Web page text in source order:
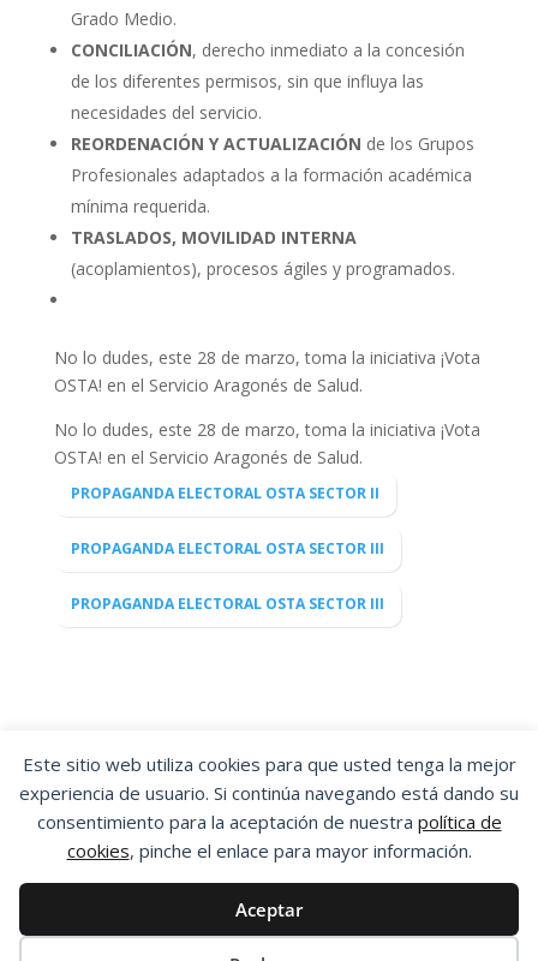
Este sitio web utiliza cookies para que usted tenga la mejor
experiencia de usuario. Si continúa navegando está dando su
consentimiento para la aceptación de nuestra política de
cookies, pinche el enlace para mayor información.
Aceptar
Grado Medio.
CONCILIACIÓN, derecho inmediato a la concesión
de los diferentes permisos, sin que influya las
necesidades del servicio.
REORDENACIÓN Y ACTUALIZACIÓN de los Grupos
Profesionales adaptados a la formación académica
mínima requerida.
TRASLADOS, MOVILIDAD INTERNA
(acoplamientos), procesos ágiles y programados.
No lo dudes, este 28 de marzo, toma la iniciativa ¡Vota
OSTA! en el Servicio Aragonés de Salud.
No lo dudes, este 28 de marzo, toma la iniciativa ¡Vota
OSTA! en el Servicio Aragonés de Salud.
PROPAGANDA ELECTORAL OSTA SECTOR II
PROPAGANDA ELECTORAL OSTA SECTOR III
PROPAGANDA ELECTORAL OSTA SECTOR III
OSTA
ORGANIZACIÓN SINDICAL DE
TRABAJADORES Y TRABAJADORAS DE ARAGÓN
Aviso Legal
Política de Privacidad
Esta obra está bajo una